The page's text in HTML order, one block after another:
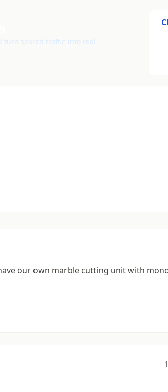
turn search traffic into real
our own marble cutting unit with